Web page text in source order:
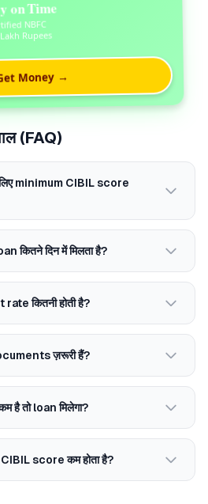
on Time
NBFC
Rupees
Money →
(FAQ)
minimum CIBIL score
कितने दिन में मिलता है?
कितनी होती है?
ज़रूरी हैं?
है तो loan मिलेगा?
score कम होता है?